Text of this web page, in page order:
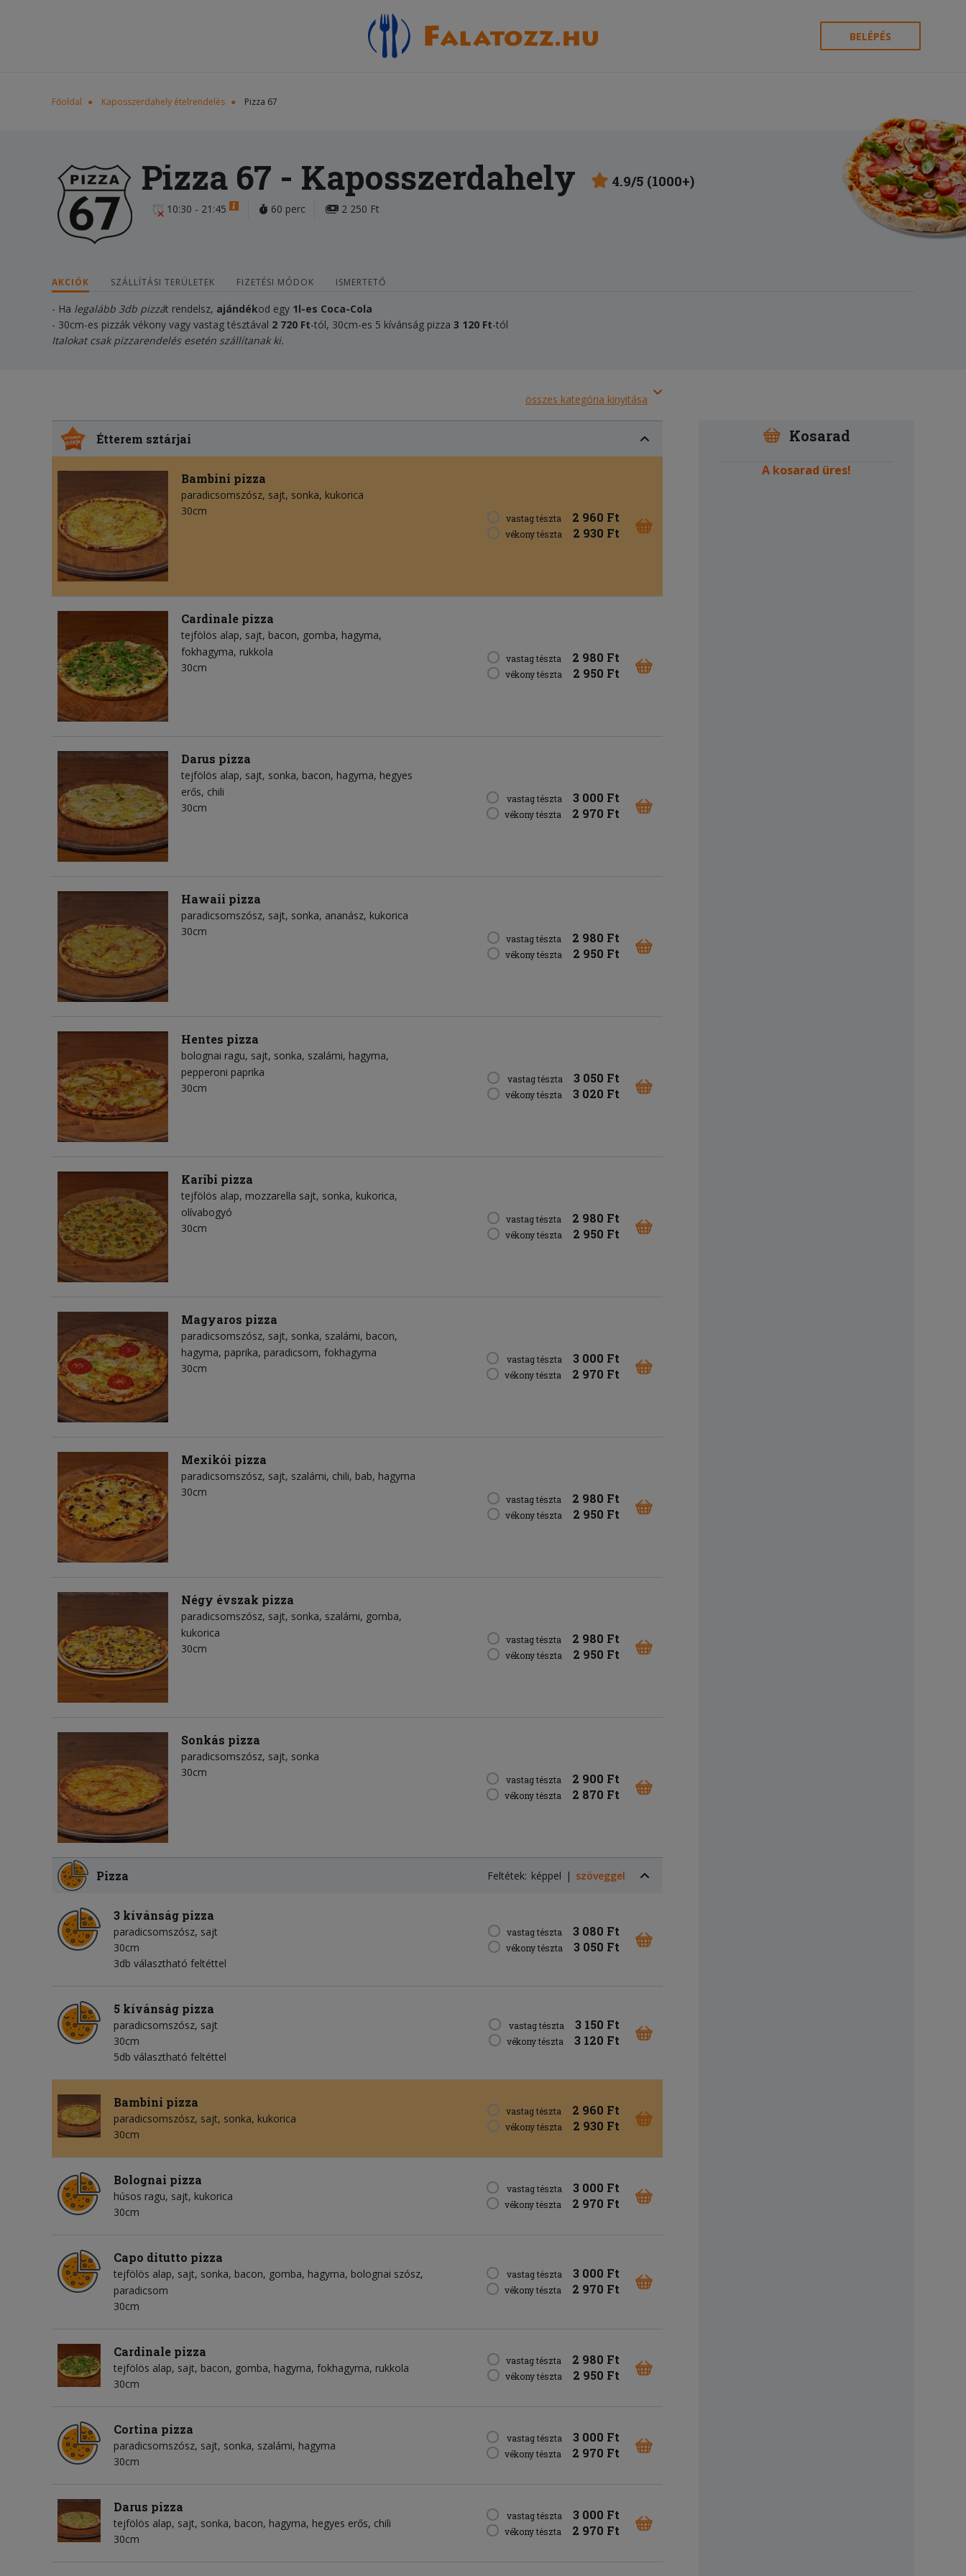
BELÉPÉS
Főoldal Kaposszerdahely ételrendelés Pizza 67
Pizza 67 - Kaposszerdahely 4.9/5 (1000+)
10:30 - 21:45 60 perc 2 250 Ft
AKCIÓK SZÁLLÍTÁSI TERÜLETEK FIZETÉSI MÓDOK ISMERTETŐ
- Ha legalább 3db pizzát rendelsz, ajándékod egy 1l-es Coca-Cola
- 30cm-es pizzák vékony vagy vastag tésztával 2 720 Ft-tól, 30cm-es 5 kívánság pizza 3 120 Ft-tól
Italokat csak pizzarendelés esetén szállítanak ki.
összes kategória kinyitása
Étterem sztárjai
Bambini pizza
paradicsomszósz sajt sonka kukorica
30cm
vastag tészta 2 960 Ft
vékony tészta 2 930 Ft
Cardinale pizza
tejfölös alap sajt bacon gomba hagyma
fokhagyma rukkola
30cm
vastag tészta 2 980 Ft
vékony tészta 2 950 Ft
Darus pizza
tejfölös alap sajt sonka bacon hagyma hegyes
erős chili
30cm
vastag tészta 3 000 Ft
vékony tészta 2 970 Ft
Hawaii pizza
paradicsomszósz sajt sonka ananász kukorica
30cm
vastag tészta 2 980 Ft
vékony tészta 2 950 Ft
Hentes pizza
bolognai ragu sajt sonka szalámi hagyma
pepperoni paprika
30cm
vastag tészta 3 050 Ft
vékony tészta 3 020 Ft
Karibi pizza
tejfölös alap mozzarella sajt sonka kukorica
olívabogyó
30cm
vastag tészta 2 980 Ft
vékony tészta 2 950 Ft
Magyaros pizza
paradicsomszósz sajt sonka szalámi bacon
hagyma paprika paradicsom fokhagyma
30cm
vastag tészta 3 000 Ft
vékony tészta 2 970 Ft
Mexikói pizza
paradicsomszósz sajt szalámi chili bab hagyma
30cm
vastag tészta 2 980 Ft
vékony tészta 2 950 Ft
Négy évszak pizza
paradicsomszósz sajt sonka szalámi gomba
kukorica
30cm
vastag tészta 2 980 Ft
vékony tészta 2 950 Ft
Sonkás pizza
paradicsomszósz sajt sonka
30cm
vastag tészta 2 900 Ft
vékony tészta 2 870 Ft
Pizza Feltétek: képpel szöveggel
3 kívánság pizza
paradicsomszósz sajt
30cm
3db választható feltéttel
vastag tészta 3 080 Ft
vékony tészta 3 050 Ft
5 kívánság pizza
paradicsomszósz sajt
30cm
5db választható feltéttel
vastag tészta 3 150 Ft
vékony tészta 3 120 Ft
Bambini pizza
paradicsomszósz sajt sonka kukorica
30cm
vastag tészta 2 960 Ft
vékony tészta 2 930 Ft
Bolognai pizza
húsos ragu sajt kukorica
30cm
vastag tészta 3 000 Ft
vékony tészta 2 970 Ft
Capo ditutto pizza
tejfölös alap sajt sonka bacon gomba hagyma bolognai szósz
paradicsom
30cm
vastag tészta 3 000 Ft
vékony tészta 2 970 Ft
Cardinale pizza
tejfölös alap sajt bacon gomba hagyma fokhagyma rukkola
30cm
vastag tészta 2 980 Ft
vékony tészta 2 950 Ft
Cortina pizza
paradicsomszósz sajt sonka szalámi hagyma
30cm
vastag tészta 3 000 Ft
vékony tészta 2 970 Ft
Darus pizza
tejfölös alap sajt sonka bacon hagyma hegyes erős chili
30cm
vastag tészta 3 000 Ft
vékony tészta 2 970 Ft
Kosarad
A kosarad üres!